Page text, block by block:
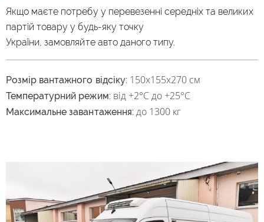
Якщо маєте потребу у перевезенні середніх та великих
партій товару у будь-яку точку
України, замовляйте авто даного типу.
Розмір вантажного відсіку: 150х155х270 см
Температурний режим: від +2°С до +25°С
Максимальне завантаження: до 1300 кг